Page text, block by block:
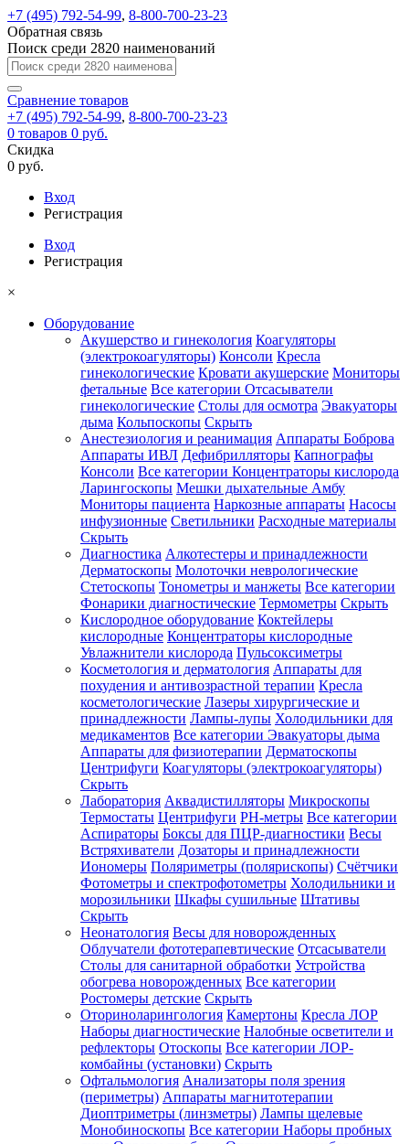
+7 (495) 792-54-99, 8-800-700-23-23
Обратная связь
Поиск среди 2820 наименований
Сравнение товаров
+7 (495) 792-54-99, 8-800-700-23-23
0 товаров 0 руб.
Скидка
0 руб.
Вход
Регистрация
Вход
Регистрация
×
Оборудование
Акушерство и гинекология Коагуляторы
(электрокоагуляторы) Консоли Кресла
гинекологические Кровати акушерские Мониторы
фетальные Все категории Отсасыватели
гинекологические Столы для осмотра Эвакуаторы
дыма Кольпоскопы Скрыть
Анестезиология и реанимация Аппараты Боброва
Аппараты ИВЛ Дефибрилляторы Капнографы
Консоли Все категории Концентраторы кислорода
Ларингоскопы Мешки дыхательные Амбу
Мониторы пациента Наркозные аппараты Насосы
инфузионные Светильники Расходные материалы
Скрыть
Диагностика Алкотестеры и принадлежности
Дерматоскопы Молоточки неврологические
Стетоскопы Тонометры и манжеты Все категории
Фонарики диагностические Термометры Скрыть
Кислородное оборудование Коктейлеры
кислородные Концентраторы кислородные
Увлажнители кислорода Пульсоксиметры
Косметология и дерматология Аппараты для
похудения и антивозрастной терапии Кресла
косметологические Лазеры хирургические и
принадлежности Лампы-лупы Холодильники для
медикаментов Все категории Эвакуаторы дыма
Аппараты для физиотерапии Дерматоскопы
Центрифуги Коагуляторы (электрокоагуляторы)
Скрыть
Лаборатория Аквадистилляторы Микроскопы
Термостаты Центрифуги PH-метры Все категории
Аспираторы Боксы для ПЦР-диагностики Весы
Встряхиватели Дозаторы и принадлежности
Иономеры Поляриметры (полярископы) Счётчики
Фотометры и спектрофотометры Холодильники и
морозильники Шкафы сушильные Штативы
Скрыть
Неонатология Весы для новорожденных
Облучатели фототерапевтические Отсасыватели
Столы для санитарной обработки Устройства
обогрева новорожденных Все категории
Ростомеры детские Скрыть
Оториноларингология Камертоны Кресла ЛОР
Наборы диагностические Налобные осветители и
рефлекторы Отоскопы Все категории ЛОР-
комбайны (установки) Скрыть
Офтальмология Анализаторы поля зрения
(периметры) Аппараты магнитотерапии
Диоптриметры (линзметры) Лампы щелевые
Монобиноскопы Все категории Наборы пробных